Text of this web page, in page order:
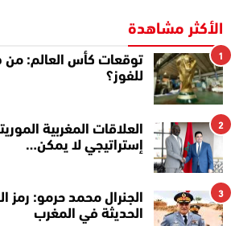
الأكثر مشاهدة
1
توقعات كأس العالم: من
للفوز؟
2
العلاقات المغربية
إستراتيجي لا يمكن…
3
الجنرال محمد حرمو: رمز
الحديثة في المغرب